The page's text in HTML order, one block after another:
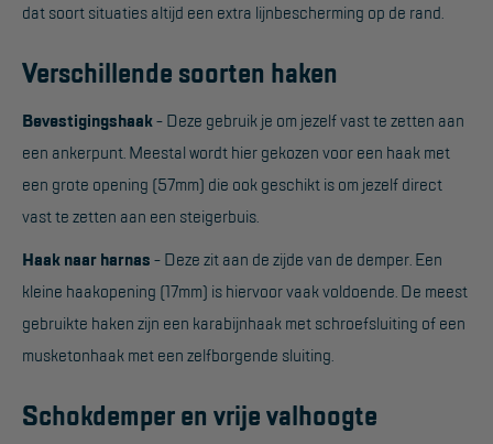
Steiger overkapping
Hangbruginstallaties
Schilderwerkzaamheden
Gevelrenovatie
Industrieel onderhoud
Hoogwerkers
Telescoop hoogwerkers
Spinhoogwerkers
dat soort situaties altijd een extra lijnbescherming op de rand.
Verschillende soorten haken
Bevestigingshaak- Deze gebruik je om jezelf vast te zetten aan
een ankerpunt. Meestal wordt hier gekozen voor een haak met
een grote opening (57mm) die ook geschikt is om jezelf direct
vast te zetten aan een steigerbuis.
Haak naar harnas - Deze zit aan de zijde van de demper. Een
kleine haakopening (17mm) is hiervoor vaak voldoende. De meest
gebruikte haken zijn een karabijnhaak met schroefsluiting of een
musketonhaak met een zelfborgende sluiting.
Schokdemper en vrije valhoogte